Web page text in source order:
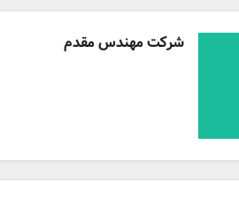
شرکت مهندس مقدم